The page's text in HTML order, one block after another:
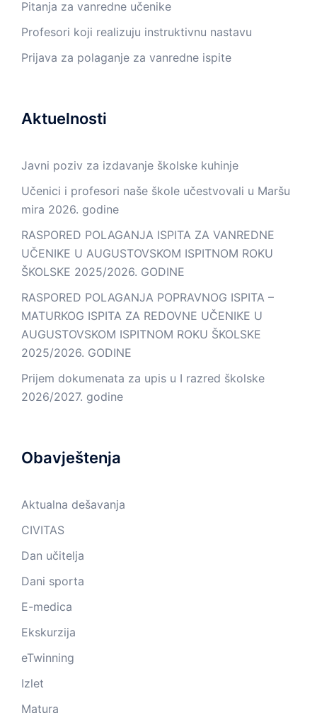
Pitanja za vanredne učenike
Profesori koji realizuju instruktivnu nastavu
Prijava za polaganje za vanredne ispite
Aktuelnosti
Javni poziv za izdavanje školske kuhinje
Učenici i profesori naše škole učestvovali u Maršu
mira 2026. godine
RASPORED POLAGANJA ISPITA ZA VANREDNE
UČENIKE U AUGUSTOVSKOM ISPITNOM ROKU
ŠKOLSKE 2025/2026. GODINE
RASPORED POLAGANJA POPRAVNOG ISPITA –
MATURKOG ISPITA ZA REDOVNE UČENIKE U
AUGUSTOVSKOM ISPITNOM ROKU ŠKOLSKE
2025/2026. GODINE
Prijem dokumenata za upis u I razred školske
2026/2027. godine
Obavještenja
Aktualna dešavanja
CIVITAS
Dan učitelja
Dani sporta
E-medica
Ekskurzija
eTwinning
Izlet
Matura